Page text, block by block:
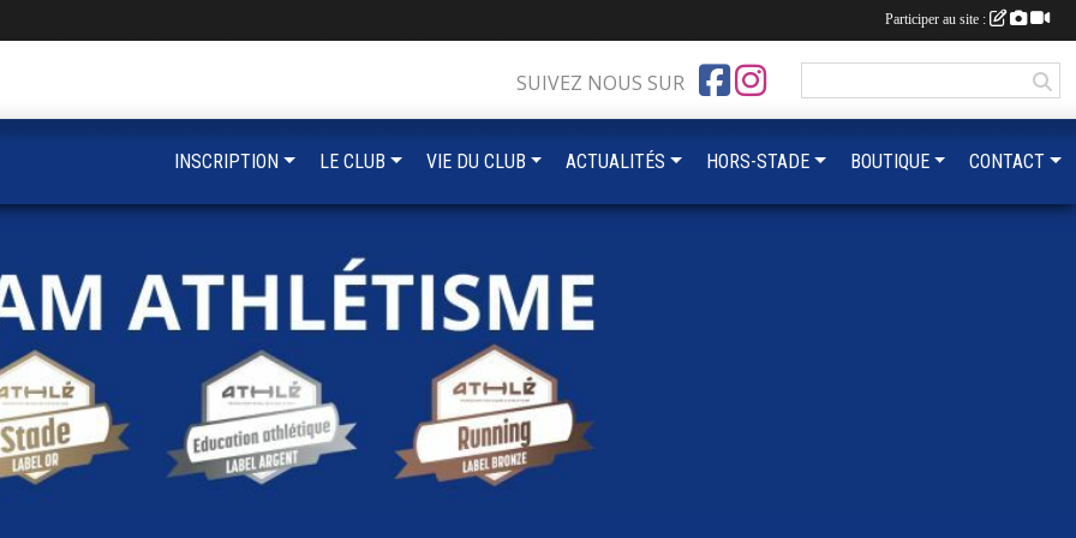
SUIVEZ NOUS SUR
INSCRIPTION LE CLUB VIE DU CLUB ACTUALITÉS HORS-STADE BOUTIQUE CONTACT
Participer au site :